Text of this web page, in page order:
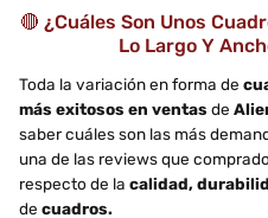
🔴 ¿Cuáles Son Unos
Lo Largo Y
Toda la variación en forma de
más exitosos en ventas de
saber cuáles son las más
una de las reviews que
respecto de la calidad,
de cuadros.